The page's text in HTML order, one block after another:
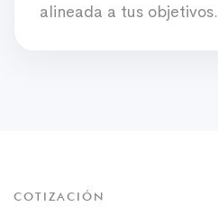
alineada a tus objetivos.
COTIZACIÓN